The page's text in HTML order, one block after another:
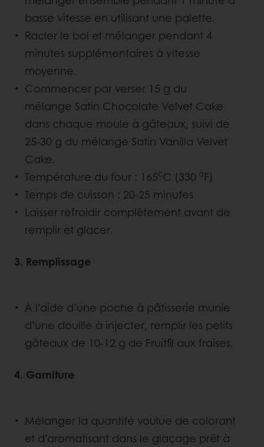
basse vitesse en utilisant une palette.
Racler le bol et mélanger pendant 4
minutes supplémentaires à vitesse
moyenne.
Commencer par verser 15 g du
mélange Satin Chocolate Velvet Cake
dans chaque moule à gâteaux, suivi de
25-30 g du mélange Satin Vanilla Velvet
Cake.
Température du four : 165cC (330 oF)
Temps de cuisson : 20-25 minutes
Laisser refroidir complètement avant de
remplir et glacer.
3. Remplissage
À l’aide d’une poche à pâtisserie munie
d’une douille à injecter, remplir les petits
gâteaux de 10-12 g de Fruitfil aux fraises.
4. Garniture
Mélanger la quantité voulue de colorant
et d’aromatisant dans le glaçage prêt à